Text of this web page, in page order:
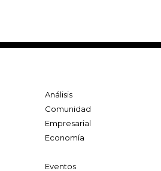
Análisis
Comunidad
Empresarial
Economía
Eventos